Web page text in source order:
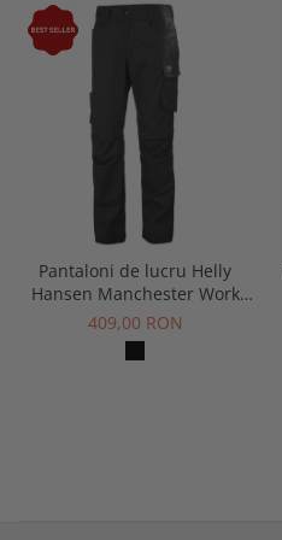
Pantaloni de lucru Helly
Hansen Manchester Work
Pant
409,00 RON